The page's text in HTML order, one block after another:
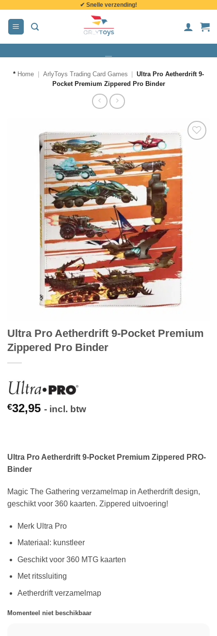
inhoud
✔ Snelle verzending!
* Home ArlyToys Trading Card Games
Ultra Pro Aetherdrift 9-
Pocket Premium Zippered Pro Binder
Ultra Pro Aetherdrift 9-Pocket Premium
Zippered Pro Binder
€32,95 - incl. btw
Ultra Pro Aetherdrift 9-Pocket Premium Zippered PRO-
Binder
Magic The Gathering verzamelmap in Aetherdrift design,
geschikt voor 360 kaarten. Zippered uitvoering!
Merk Ultra Pro
Materiaal: kunstleer
Geschikt voor 360 MTG kaarten
Met ritssluiting
Aetherdrift verzamelmap
Momenteel niet beschikbaar